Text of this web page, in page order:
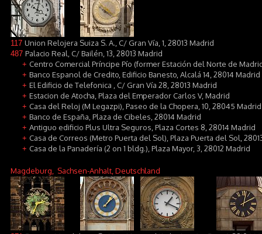
117 Union Relojera Suiza S. A., C/ Gran Vía, 1, 28013 Madrid
487 Palacio Real, C/ Bailén, 13, 28013 Madrid
+ Centro Comercial Príncipe Pío (former Estación del Norte de
+ Banco Espanol de Credito, Edificio Banesto, Alcalá 14, 28014 Madrid
+ El Edificio de Telefonica , C/ Gran Vía 28, 28013 Madrid
+ Estacion de Atocha, Plaza del Emperador Carlos V, Madrid
+ Casa del Reloj (M Legazpi), Paseo de la Chopera, 10, 28045 Madrid
+ Banco de España, Plaza de Cibeles, 28014 Madrid
+ Antiguo edificio Plus Ultra Seguros, Plaza Cortes 8, 28014 Madrid
+ Casa de Correos (Metro Puerta del Sol), Plaza Puerta del Sol,
+ Casa de la Panadería (2 on 1 bldg.), Plaza Mayor, 3, 28012 Madrid
Magdeburg , Sachsen-Anhalt, Deutschland